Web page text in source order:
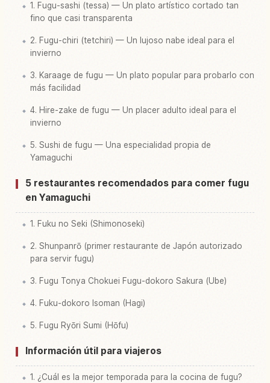
1. Fugu-sashi (tessa) — Un plato artístico cortado tan
fino que casi transparenta
2. Fugu-chiri (tetchiri) — Un lujoso nabe ideal para el
invierno
3. Karaage de fugu — Un plato popular para probarlo con
más facilidad
4. Hire-zake de fugu — Un placer adulto ideal para el
invierno
5. Sushi de fugu — Una especialidad propia de
Yamaguchi
5 restaurantes recomendados para comer fugu
en Yamaguchi
1. Fuku no Seki (Shimonoseki)
2. Shunpanrō (primer restaurante de Japón autorizado
para servir fugu)
3. Fugu Tonya Chokuei Fugu-dokoro Sakura (Ube)
4. Fuku-dokoro Isoman (Hagi)
5. Fugu Ryōri Sumi (Hōfu)
Información útil para viajeros
1. ¿Cuál es la mejor temporada para la cocina de fugu?